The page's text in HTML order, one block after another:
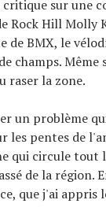
sur une
Rock HillMolly
de BMX, le
champs.
raser la zone.
un problème
les pentes de
qui circule tout
de la région.
que j'ai appris